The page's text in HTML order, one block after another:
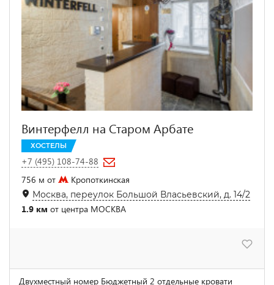
Винтерфелл на Старом Арбате
ХОСТЕЛЫ
+7 (495) 108-74-88
756 м от
Кропоткинская
Москва, переулок Большой Власьевский, д. 14/2
1.9 км от центра МОСКВА
Двухместный номер Бюджетный 2 отдельные кровати